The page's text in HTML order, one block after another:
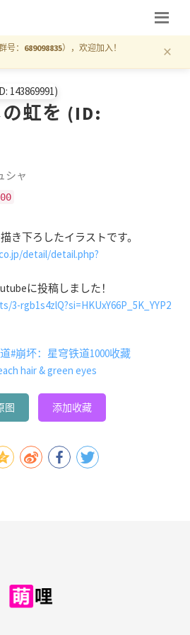
号： 689098835），欢迎加入！ ×
虹を (ID:
シャ
き下ろしたイラストです。
detail/detail.php?
に投稿しました！
rgb1s4zlQ?si=HKUxY66P_5K_YYP2
#崩坏：星穹铁道1000收藏
hair & green eyes
图 添加收藏